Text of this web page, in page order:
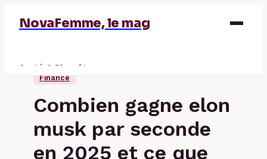
NovaFemme, le mag
Santé & Bien-être
Finance
Combien gagne elon
musk par seconde
en 2025 et ce que